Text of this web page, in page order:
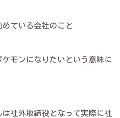
ている会社のこと
モンになりたいという意味に
社外取締役となって実際に社